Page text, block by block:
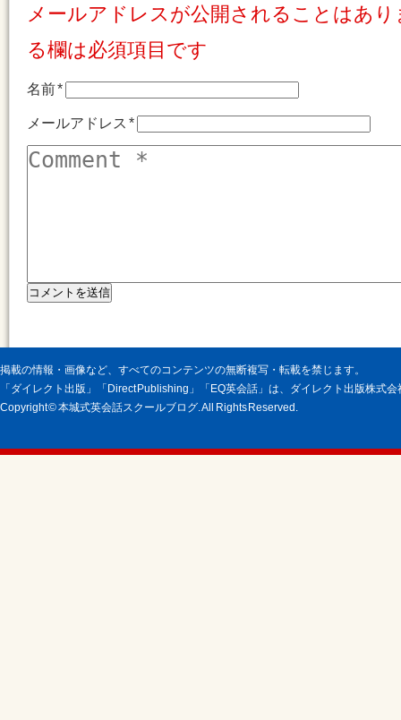
メールアドレスが公開されることはあ
る欄は必須項目です
名前*
メールアドレス*
掲載の情報・画像など、すべてのコンテンツの無断複写・転載を禁じます。
「ダイレクト出版」「Direct Publishing」「EQ英会話」は、ダイレクト出版株式
Copyright © 本城式英会話スクールブログ. All Rights Reserved.